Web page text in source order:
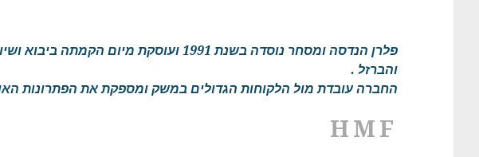
פלרן הנדסה ומסחר נוסדה בשנת 1991
והברזל .
החברה עובדת מול הלקוחות הגדולים במשק ומספקת את הפתרונות
HMF